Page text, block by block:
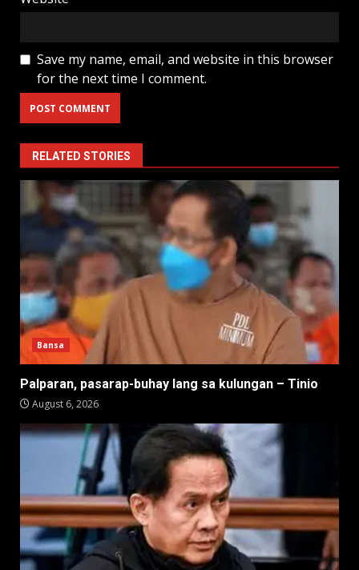
Save my name, email, and website in this browser
for the next time I comment.
RELATED STORIES
Bansa
Palparan, pasarap-buhay lang sa kulungan – Tinio
August 6, 2026